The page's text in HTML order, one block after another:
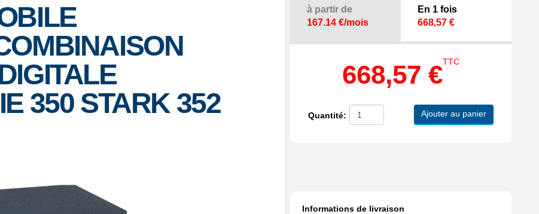
350 STARK 352
à partir de
167.14 €/mois
En 1 fois
668,57 €
668,57 €TTC
Quantité: Ajouter au panier
Informations de livraison